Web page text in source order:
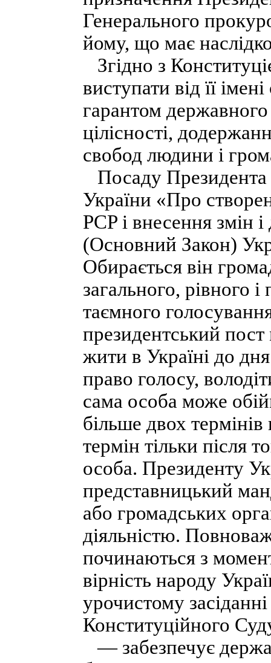
Генерального
йому, що має
Згідно з
виступати від її
гарантом державного
цілісності,
свобод людини і
Посаду Президента
України «Про
PCP і внесення змін
(Основний Закон)
Обирається він
загального, рівного
таємного
президентський
жити в Україні до
право голосу,
сама особа може
більше двох
термін тільки після
особа. Президенту
представницький
або громадських
діяльністю.
починаються з
вірність народу
урочистому
Конституційного
— забезпечує